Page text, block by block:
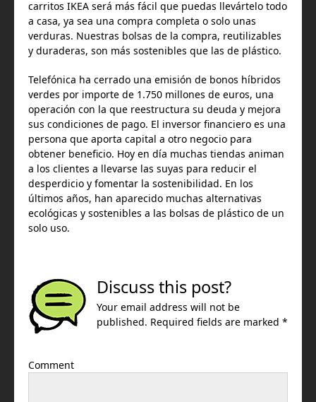
carritos IKEA será más fácil que puedas llevártelo todo
a casa, ya sea una compra completa o solo unas
verduras. Nuestras bolsas de la compra, reutilizables
y duraderas, son más sostenibles que las de plástico.
Telefónica ha cerrado una emisión de bonos híbridos
verdes por importe de 1.750 millones de euros, una
operación con la que reestructura su deuda y mejora
sus condiciones de pago. El inversor financiero es una
persona que aporta capital a otro negocio para
obtener beneficio. Hoy en día muchas tiendas animan
a los clientes a llevarse las suyas para reducir el
desperdicio y fomentar la sostenibilidad. En los
últimos años, han aparecido muchas alternativas
ecológicas y sostenibles a las bolsas de plástico de un
solo uso.
Discuss this post?
Your email address will not be
published. Required fields are marked *
Comment